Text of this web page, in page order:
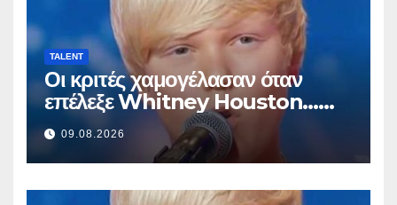
TALENT
Οι κριτές χαμογέλασαν όταν
επέλεξε Whitney Houston…
Μετά άρχισε να τραγουδά
09.08.2026